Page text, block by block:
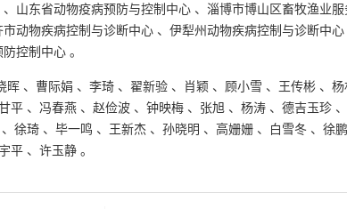
、 山东省动物疫病预防与控制中心 、 淄博市博山区畜牧渔业
市动物疾病控制与诊断中心 、 伊犁州动物疾病控制与诊断中心
防控制中心 。
晖 、 曹际娟 、 李琦 、 翟新验 、 肖颖 、 顾小雪 、 王传彬 、 杨
平 、 冯春燕 、 赵俭波 、 钟映梅 、 张旭 、 杨涛 、 德吉玉珍 、
、 徐琦 、 毕一鸣 、 王新杰 、 孙晓明 、 高姗姗 、 白雪冬 、 徐鹏
平 、 许玉静 。